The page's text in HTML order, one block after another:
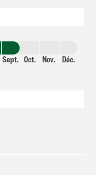
Sept. Oct. Nov. Déc.